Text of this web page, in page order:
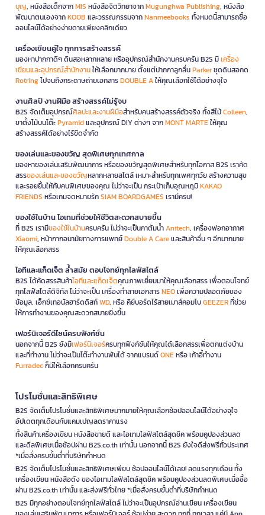
บุญ, หนังสือเด็กจากMIS หนังสือจิตวิทยาจากMugunghwa Publishing, หนังสือ
พัฒนาตนเองจากKOOB และวรรณกรรมจากNanmeebooks ทั้งหมดนี้สามารถซื้อ
ออนไลน์ได้อย่างง่ายดายเพียงคลิกเดียว
เครื่องเขียนคู่ใจ ทุกการสร้างสรรค์
มองหาปากกาดีๆ ดินสอหลากหลาย หรืออุปกรณ์สำนักงานครบครัน B2S มีเครื่อง
เขียนและอุปกรณ์สำนักงานให้เลือกมากมาย ตั้งแต่ปากกาลูกลื่นParkerชุดดินสอกด
Rotringไปจนถึงกระดาษถ่ายเอกสารDOUBLE Aให้คุณเลือกใช้ได้อย่างจุใจ
งานศิลป์ งานฝีมือ สร้างสรรค์ไม่รู้จบ
B2S จัดเต็มอุปกรณ์ศิลปะและงานฝีมือสำหรับคนสร้างสรรค์ตัวจริง ทั้งสีไม้Colleen,
ขาตั้งไม้บนโต๊ะPyramidและอุปกรณ์ DIY ต่างๆ จากMONT MARTEให้คุณ
สร้างสรรค์ได้อย่างไร้ขีดจำกัด
ของเล่นและของขวัญ สุดพิเศษทุกเทศกาล
มองหาของเล่นเสริมพัฒนาการ หรือของขวัญสุดพิเศษสำหรับทุกโอกาส B2S เราคัด
สรรของเล่นและของขวัญหลากหลายสไตล์ เหมาะสำหรับทุกเพศทุกวัย สร้างความสุข
และรอยยิ้มให้กับคนพิเศษของคุณ ไม่ว่าจะเป็น กระเป๋าเก็บอุณหภูมิKAKAO
FRIENDS หรือเกมจดหมายรักSIAM BOARDGAMES เรามีครบ!
ของใช้ในบ้าน ไอเทมที่ช่วยให้ชีวิตสะดวกสบายขึ้น
ที่ B2S เรามีของใช้ในบ้านครบครัน ไม่ว่าจะเป็นกาต้มน้ำAnitech, เครื่องฟอกอากาศ
Xiaomi, หน้ากากอนามัยทางการแพทย์Double A Careและสินค้าอื่น ๆ อีกมากมาย
ให้คุณเลือกสรร
ไอทีและแก็ดเจ็ต ล้ำสมัย ตอบโจทย์ทุกไลฟ์สไตล์
B2S ได้คัดสรรสินค้าไอทีและแก็ดเจ็ตคุณภาพเยี่ยมมาให้คุณเลือกสรร เพื่อตอบโจทย์
ทุกไลฟ์สไตล์ดิจิทัล ไม่ว่าจะเป็น เครื่องทำลายเอกสารNEOเพื่อความปลอดภัยของ
ข้อมูล, เอ็กซ์เทอนัลฮาร์ดดิสก์WD, หรือ คีย์บอร์ดไร้สายเมาส์คอมโบGEEZERที่ช่วย
ให้การทำงานของคุณสะดวกสบายยิ่งขึ้น
เฟอร์นิเจอร์ดีไซน์ครบฟังก์ชั่น
นอกจากนี้ B2S ยังมีเฟอร์นิเจอร์ครบทุกฟังก์ชันให้คุณได้เลือกสรรเพื่อตกแต่งบ้าน
และที่ทำงาน ไม่ว่าจะเป็นโต๊ะทำงานพับได้ จากแบรนด์ONEหรือ เก้าอี้ทำงาน
Furradecก็มีให้เลือกครบครัน
โปรโมชั่นและสิทธิพิเศษ
B2S จัดเต็มโปรโมชั่นและสิทธิพิเศษมากมายให้คุณเลือกช้อปออนไลน์ได้อย่างจุใจ
อัปเดตทุกเดือนกับแคมเปญลดราคาแรง
ทั้งสินค้าเครื่องเขียน หนังสือขายดี และไอเทมไลฟ์สไตล์สุดชิค พร้อมคูปองส่วนลด
และดีลพิเศษเมื่อช้อปผ่าน B2S.co.th เท่านั้น นอกจากนี้ B2S ยังใจดีส่งฟรีทั่วประเทศ
*เมื่อสั่งครบขั้นต่ำที่บริษัทกำหนด
B2S จัดเต็มโปรโมชั่นและสิทธิพิเศษเพียบ ช้อปออนไลน์ได้เลย! ลดแรงทุกเดือน ทั้ง
เครื่องเขียน หนังสือดัง ของไอเทมไลฟ์สไตล์สุดชิค พร้อมคูปองส่วนลดพิเศษเมื่อซื้อ
ผ่าน B2S.co.th เท่านั้น และส่งฟรีทั่วไทย *เมื่อสั่งครบขั้นต่ำที่บริษัทกำหนด
B2S มีทุกอย่างตอบโจทย์ทุกไลฟ์สไตล์ ไม่ว่าจะเป็นอุปกรณ์อ่านเขียน เครื่องเขียน